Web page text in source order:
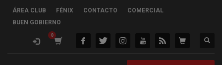
ÁREA CLUB FÉNIX CONTACTO
COMERCIAL
BUEN GOBIERNO